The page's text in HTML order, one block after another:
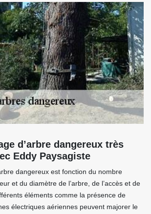
d’arbre dangereux très
Eddy Paysagiste
dangereux est fonction du nombre
et du diamètre de l’arbre, de l’accès et de
éléments comme la présence de
électriques aériennes peuvent majorer le